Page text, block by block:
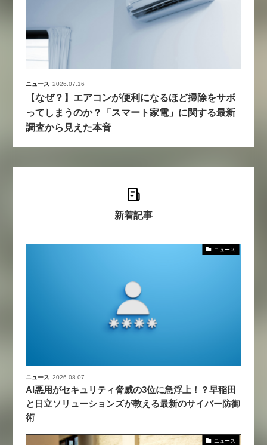
ニュース 2026.07.16
【なぜ？】エアコンが便利になるほど掃除をサボ
ってしまうのか？「スマート家電」に関する最新
調査から見えた本音
新着記事
ニュース
ニュース 2026.08.07
AI悪用がセキュリティ脅威の3位に急浮上！？早稲田
と日立ソリューションズが教える最新のサイバー防御
術
ニュース